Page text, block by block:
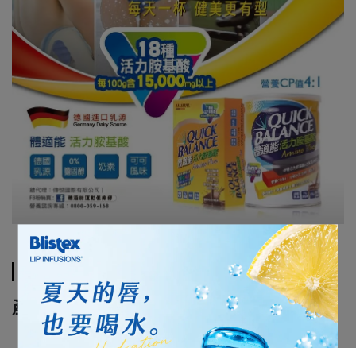
產品特色
【德國進口乳源 台灣製造】